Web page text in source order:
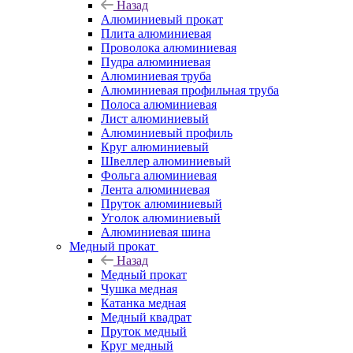
Назад
Алюминиевый прокат
Плита алюминиевая
Проволока алюминиевая
Пудра алюминиевая
Алюминиевая труба
Алюминиевая профильная труба
Полоса алюминиевая
Лист алюминиевый
Алюминиевый профиль
Круг алюминиевый
Швеллер алюминиевый
Фольга алюминиевая
Лента алюминиевая
Пруток алюминиевый
Уголок алюминиевый
Алюминиевая шина
Медный прокат
Назад
Медный прокат
Чушка медная
Катанка медная
Медный квадрат
Пруток медный
Круг медный